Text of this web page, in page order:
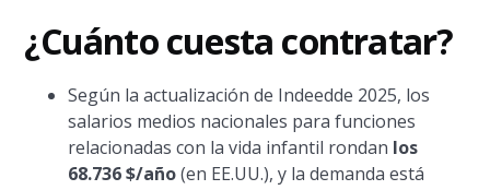
¿Cuánto cuesta contratar?
Según la actualización de Indeedde 2025, los
salarios medios nacionales para funciones
relacionadas con la vida infantil rondan los
68.736 $/año(en EE.UU.), y la demanda está